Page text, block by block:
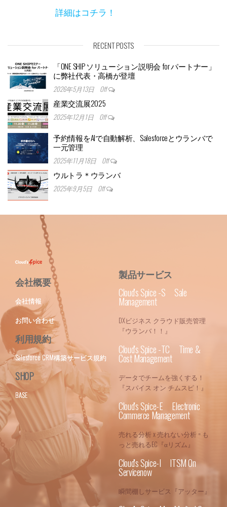
詳細はコチラ！
RECENT POSTS
「ONE SHIP ソリューション説明会 for パートナー」
に弊社代表・高橋が登壇
2026年5月13日 Off
産業交流展2025
2025年12月1日 Off
予約情報をAIで自動解析、Salesforceとウランバで
一元管理
2025年11月18日 Off
ウルトラ＊ウランバ
2025年9月5日 Off
会社概要
会社情報
お問い合わせ
利用規約
Salesforce CRM構築サービス規約
SHOP
BASE
製品サービス
Cloud's Spice -S Sale
Management
DXビジネス クラウド販売管理
『ウランバ！！』
Cloud's Spice -TC Time &
Cost Management
データでチームを強くする！
『スパイス オン チムスピ！』
Cloud's Spice-E Electronic
Commerce Management
売れる分析 x 売れない分析 = も
っと売れるEC『αリズム』
Cloud's Spice-I ITSM On
Servicenow
瞬間棚しサービス『アッター』